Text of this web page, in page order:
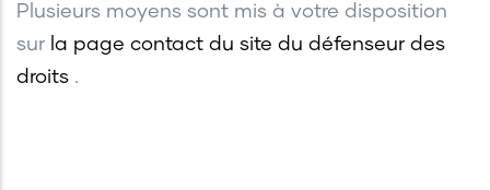
Plusieurs moyens sont mis à votre disposition
sur la page contact du site du défenseur des
droits .